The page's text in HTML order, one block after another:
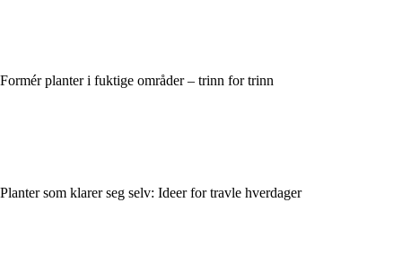
Formér planter i fuktige områder – trinn for trinn
Planter som klarer seg selv: Ideer for travle hverdager